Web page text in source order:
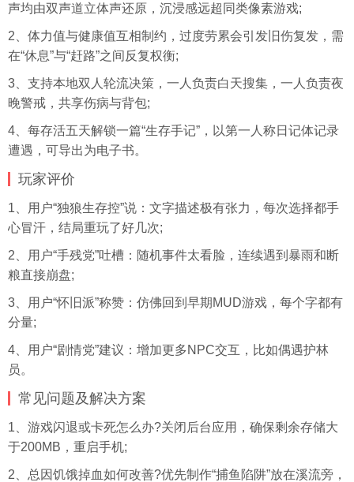
声均由双声道立体声还原，沉浸感远超同类像素游戏;
2、体力值与健康值互相制约，过度劳累会引发旧伤复发，需
在“休息”与“赶路”之间反复权衡;
3、支持本地双人轮流决策，一人负责白天搜集，一人负责夜
晚警戒，共享伤病与背包;
4、每存活五天解锁一篇“生存手记”，以第一人称日记体记录
遭遇，可导出为电子书。
玩家评价
1、用户“独狼生存控”说：文字描述极有张力，每次选择都手
心冒汗，结局重玩了好几次;
2、用户“手残党”吐槽：随机事件太看脸，连续遇到暴雨和断
粮直接崩盘;
3、用户“怀旧派”称赞：仿佛回到早期MUD游戏，每个字都有
分量;
4、用户“剧情党”建议：增加更多NPC交互，比如偶遇护林
员。
常见问题及解决方案
1、游戏闪退或卡死怎么办?关闭后台应用，确保剩余存储大
于200MB，重启手机;
2、总因饥饿掉血如何改善?优先制作“捕鱼陷阱”放在溪流旁，